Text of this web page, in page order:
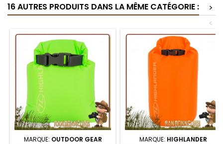
16 AUTRES PRODUITS DANS LA MÊME CATÉGORIE :
>
<
MARQUE: OUTDOOR GEAR MARQUE: HIGHLANDER